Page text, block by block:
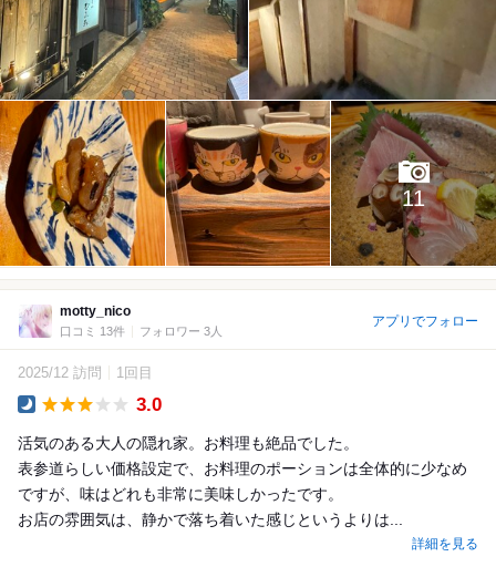
11
motty_nico
口コミ 13件 フォロワー 3人
アプリでフォロー
2025/12 訪問 1回目
3.0
活気のある大人の隠れ家。お料理も絶品でした。
表参道らしい価格設定で、お料理のポーションは全体的に少なめ
ですが、味はどれも非常に美味しかったです。
お店の雰囲気は、静かで落ち着いた感じというよりは...
詳細を見る